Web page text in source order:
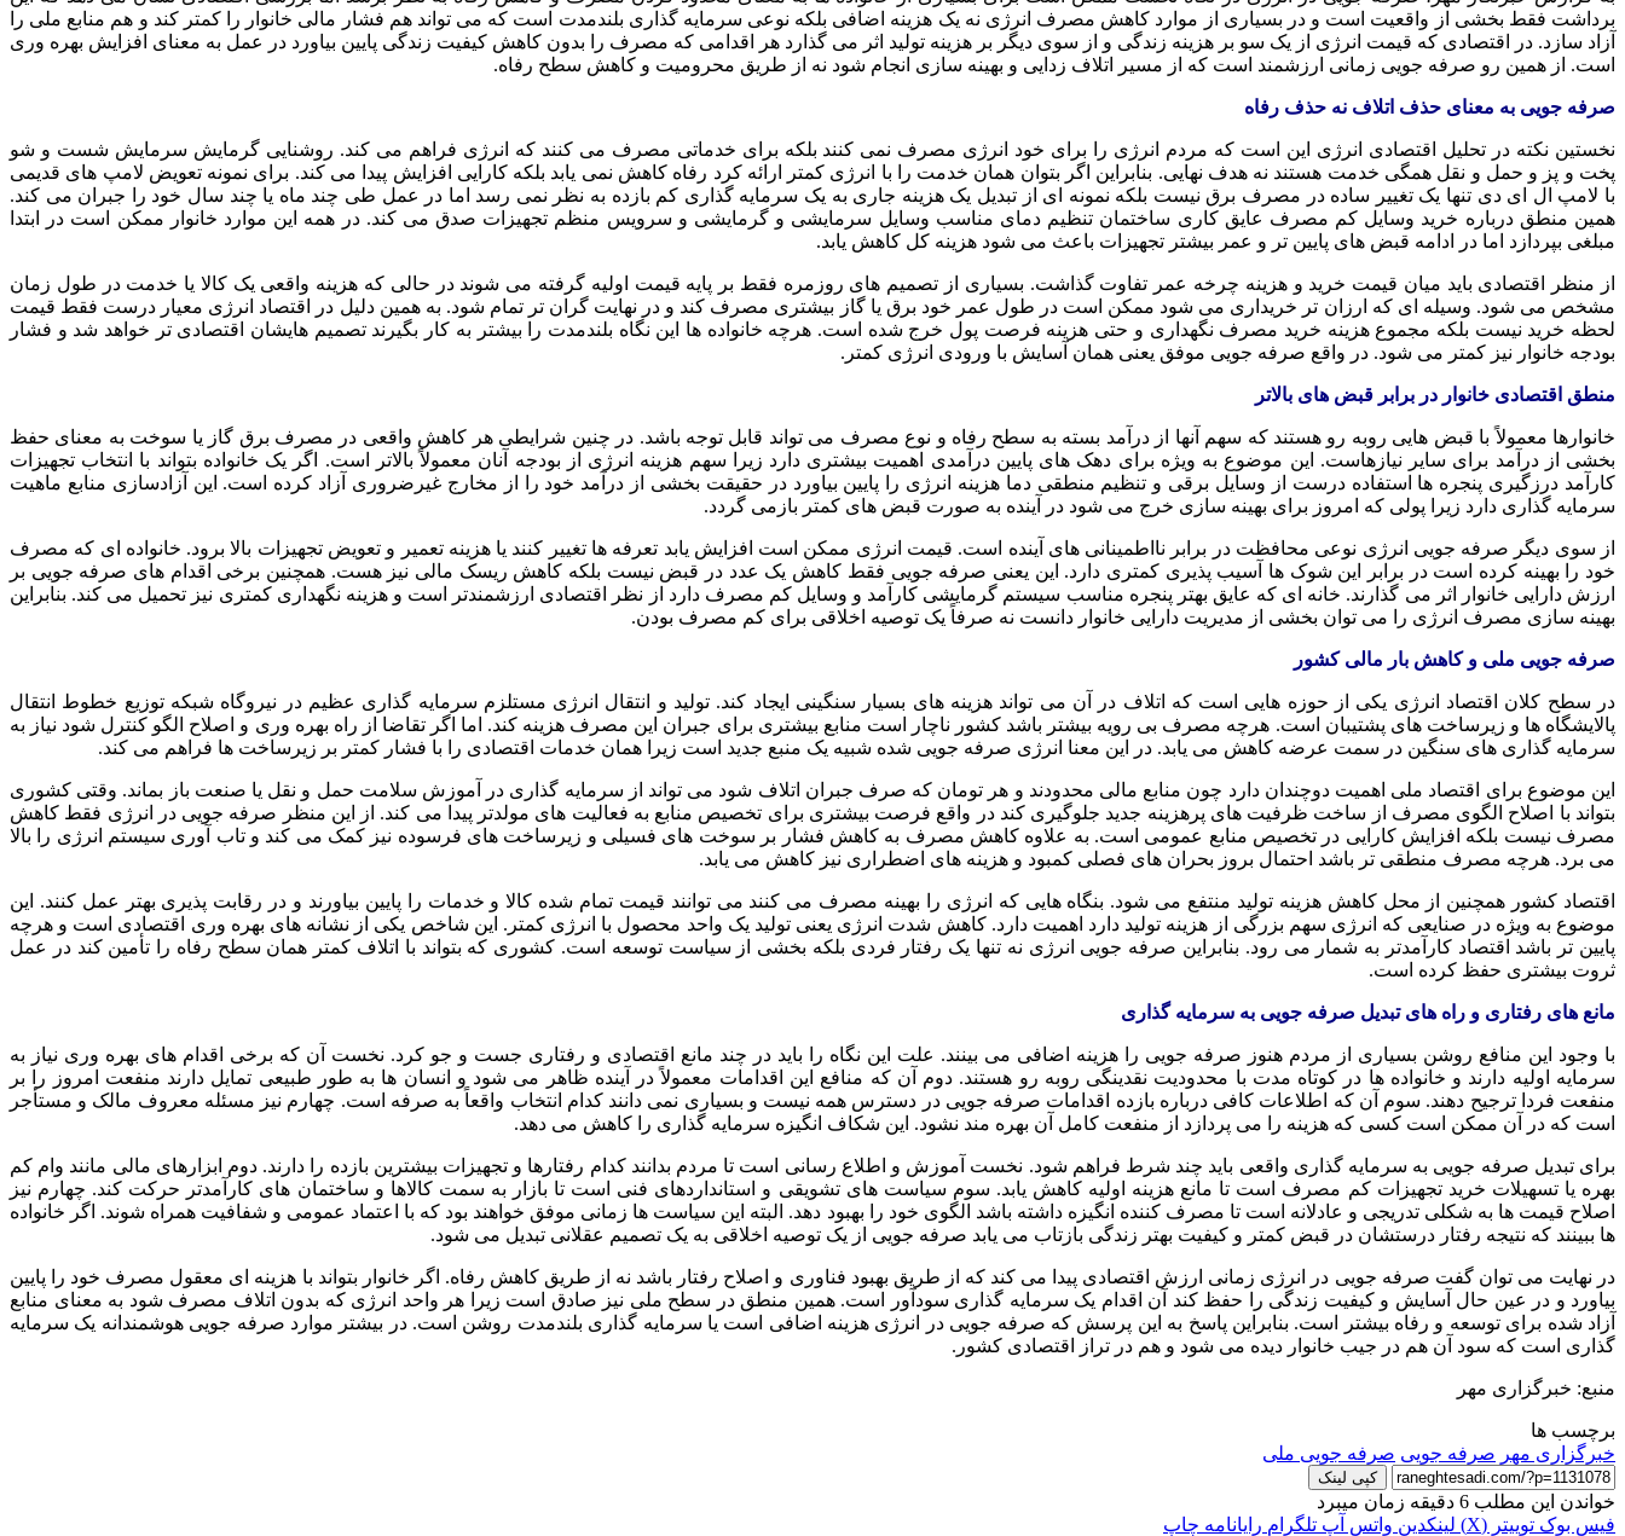
برداشت فقط بخشی از واقعیت است و در بسیاری از موارد کاهش مصرف انرژی نه یک هزینه اضافی بلکه نوعی سرمایه گذاری بلندمدت است که می تواند هم فشار مالی خانوار را کمتر کند و هم منابع ملی را
آزاد سازد. در اقتصادی که قیمت انرژی از یک سو بر هزینه زندگی و از سوی دیگر بر هزینه تولید اثر می گذارد هر اقدامی که مصرف را بدون کاهش کیفیت زندگی پایین بیاورد در عمل به معنای افزایش بهره وری
است. از همین رو صرفه جویی زمانی ارزشمند است که از مسیر اتلاف زدایی و بهینه سازی انجام شود نه از طریق محرومیت و کاهش سطح رفاه.
صرفه جویی به معنای حذف اتلاف نه حذف رفاه
نخستین نکته در تحلیل اقتصادی انرژی این است که مردم انرژی را برای خود انرژی مصرف نمی کنند بلکه برای خدماتی مصرف می کنند که انرژی فراهم می کند. روشنایی گرمایش سرمایش شست و شو
پخت و پز و حمل و نقل همگی خدمت هستند نه هدف نهایی. بنابراین اگر بتوان همان خدمت را با انرژی کمتر ارائه کرد رفاه کاهش نمی یابد بلکه کارایی افزایش پیدا می کند. برای نمونه تعویض لامپ های قدیمی
با لامپ ال ای دی تنها یک تغییر ساده در مصرف برق نیست بلکه نمونه ای از تبدیل یک هزینه جاری به یک سرمایه گذاری کم بازده به نظر نمی رسد اما در عمل طی چند ماه یا چند سال خود را جبران می کند.
همین منطق درباره خرید وسایل کم مصرف عایق کاری ساختمان تنظیم دمای مناسب وسایل سرمایشی و گرمایشی و سرویس منظم تجهیزات صدق می کند. در همه این موارد خانوار ممکن است در ابتدا
مبلغی بپردازد اما در ادامه قبض های پایین تر و عمر بیشتر تجهیزات باعث می شود هزینه کل کاهش یابد.
از منظر اقتصادی باید میان قیمت خرید و هزینه چرخه عمر تفاوت گذاشت. بسیاری از تصمیم های روزمره فقط بر پایه قیمت اولیه گرفته می شوند در حالی که هزینه واقعی یک کالا یا خدمت در طول زمان
مشخص می شود. وسیله ای که ارزان تر خریداری می شود ممکن است در طول عمر خود برق یا گاز بیشتری مصرف کند و در نهایت گران تر تمام شود. به همین دلیل در اقتصاد انرژی معیار درست فقط قیمت
لحظه خرید نیست بلکه مجموع هزینه خرید مصرف نگهداری و حتی هزینه فرصت پول خرج شده است. هرچه خانواده ها این نگاه بلندمدت را بیشتر به کار بگیرند تصمیم هایشان اقتصادی تر خواهد شد و فشار
بودجه خانوار نیز کمتر می شود. در واقع صرفه جویی موفق یعنی همان آسایش با ورودی انرژی کمتر.
منطق اقتصادی خانوار در برابر قبض های بالاتر
خانوارها معمولاً با قبض هایی روبه رو هستند که سهم آنها از درآمد بسته به سطح رفاه و نوع مصرف می تواند قابل توجه باشد. در چنین شرایطی هر کاهش واقعی در مصرف برق گاز یا سوخت به معنای حفظ
بخشی از درآمد برای سایر نیازهاست. این موضوع به ویژه برای دهک های پایین درآمدی اهمیت بیشتری دارد زیرا سهم هزینه انرژی از بودجه آنان معمولاً بالاتر است. اگر یک خانواده بتواند با انتخاب تجهیزات
کارآمد درزگیری پنجره ها استفاده درست از وسایل برقی و تنظیم منطقی دما هزینه انرژی را پایین بیاورد در حقیقت بخشی از درآمد خود را از مخارج غیرضروری آزاد کرده است. این آزادسازی منابع ماهیت
سرمایه گذاری دارد زیرا پولی که امروز برای بهینه سازی خرج می شود در آینده به صورت قبض های کمتر بازمی گردد.
از سوی دیگر صرفه جویی انرژی نوعی محافظت در برابر نااطمینانی های آینده است. قیمت انرژی ممکن است افزایش یابد تعرفه ها تغییر کنند یا هزینه تعمیر و تعویض تجهیزات بالا برود. خانواده ای که مصرف
خود را بهینه کرده است در برابر این شوک ها آسیب پذیری کمتری دارد. این یعنی صرفه جویی فقط کاهش یک عدد در قبض نیست بلکه کاهش ریسک مالی نیز هست. همچنین برخی اقدام های صرفه جویی بر
ارزش دارایی خانوار اثر می گذارند. خانه ای که عایق بهتر پنجره مناسب سیستم گرمایشی کارآمد و وسایل کم مصرف دارد از نظر اقتصادی ارزشمندتر است و هزینه نگهداری کمتری نیز تحمیل می کند. بنابراین
بهینه سازی مصرف انرژی را می توان بخشی از مدیریت دارایی خانوار دانست نه صرفاً یک توصیه اخلاقی برای کم مصرف بودن.
صرفه جویی ملی و کاهش بار مالی کشور
در سطح کلان اقتصاد انرژی یکی از حوزه هایی است که اتلاف در آن می تواند هزینه های بسیار سنگینی ایجاد کند. تولید و انتقال انرژی مستلزم سرمایه گذاری عظیم در نیروگاه شبکه توزیع خطوط انتقال
پالایشگاه ها و زیرساخت های پشتیبان است. هرچه مصرف بی رویه بیشتر باشد کشور ناچار است منابع بیشتری برای جبران این مصرف هزینه کند. اما اگر تقاضا از راه بهره وری و اصلاح الگو کنترل شود نیاز به
سرمایه گذاری های سنگین در سمت عرضه کاهش می یابد. در این معنا انرژی صرفه جویی شده شبیه یک منبع جدید است زیرا همان خدمات اقتصادی را با فشار کمتر بر زیرساخت ها فراهم می کند.
این موضوع برای اقتصاد ملی اهمیت دوچندان دارد چون منابع مالی محدودند و هر تومان که صرف جبران اتلاف شود می تواند از سرمایه گذاری در آموزش سلامت حمل و نقل یا صنعت باز بماند. وقتی کشوری
بتواند با اصلاح الگوی مصرف از ساخت ظرفیت های پرهزینه جدید جلوگیری کند در واقع فرصت بیشتری برای تخصیص منابع به فعالیت های مولدتر پیدا می کند. از این منظر صرفه جویی در انرژی فقط کاهش
مصرف نیست بلکه افزایش کارایی در تخصیص منابع عمومی است. به علاوه کاهش مصرف به کاهش فشار بر سوخت های فسیلی و زیرساخت های فرسوده نیز کمک می کند و تاب آوری سیستم انرژی را بالا
می برد. هرچه مصرف منطقی تر باشد احتمال بروز بحران های فصلی کمبود و هزینه های اضطراری نیز کاهش می یابد.
اقتصاد کشور همچنین از محل کاهش هزینه تولید منتفع می شود. بنگاه هایی که انرژی را بهینه مصرف می کنند می توانند قیمت تمام شده کالا و خدمات را پایین بیاورند و در رقابت پذیری بهتر عمل کنند. این
موضوع به ویژه در صنایعی که انرژی سهم بزرگی از هزینه تولید دارد اهمیت دارد. کاهش شدت انرژی یعنی تولید یک واحد محصول با انرژی کمتر. این شاخص یکی از نشانه های بهره وری اقتصادی است و هرچه
پایین تر باشد اقتصاد کارآمدتر به شمار می رود. بنابراین صرفه جویی انرژی نه تنها یک رفتار فردی بلکه بخشی از سیاست توسعه است. کشوری که بتواند با اتلاف کمتر همان سطح رفاه را تأمین کند در عمل
ثروت بیشتری حفظ کرده است.
مانع های رفتاری و راه های تبدیل صرفه جویی به سرمایه گذاری
با وجود این منافع روشن بسیاری از مردم هنوز صرفه جویی را هزینه اضافی می بینند. علت این نگاه را باید در چند مانع اقتصادی و رفتاری جست و جو کرد. نخست آن که برخی اقدام های بهره وری نیاز به
سرمایه اولیه دارند و خانواده ها در کوتاه مدت با محدودیت نقدینگی روبه رو هستند. دوم آن که منافع این اقدامات معمولاً در آینده ظاهر می شود و انسان ها به طور طبیعی تمایل دارند منفعت امروز را بر
منفعت فردا ترجیح دهند. سوم آن که اطلاعات کافی درباره بازده اقدامات صرفه جویی در دسترس همه نیست و بسیاری نمی دانند کدام انتخاب واقعاً به صرفه است. چهارم نیز مسئله معروف مالک و مستأجر
است که در آن ممکن است کسی که هزینه را می پردازد از منفعت کامل آن بهره مند نشود. این شکاف انگیزه سرمایه گذاری را کاهش می دهد.
برای تبدیل صرفه جویی به سرمایه گذاری واقعی باید چند شرط فراهم شود. نخست آموزش و اطلاع رسانی است تا مردم بدانند کدام رفتارها و تجهیزات بیشترین بازده را دارند. دوم ابزارهای مالی مانند وام کم
بهره یا تسهیلات خرید تجهیزات کم مصرف است تا مانع هزینه اولیه کاهش یابد. سوم سیاست های تشویقی و استانداردهای فنی است تا بازار به سمت کالاها و ساختمان های کارآمدتر حرکت کند. چهارم نیز
اصلاح قیمت ها به شکلی تدریجی و عادلانه است تا مصرف کننده انگیزه داشته باشد الگوی خود را بهبود دهد. البته این سیاست ها زمانی موفق خواهند بود که با اعتماد عمومی و شفافیت همراه شوند. اگر خانواده
ها ببینند که نتیجه رفتار درستشان در قبض کمتر و کیفیت بهتر زندگی بازتاب می یابد صرفه جویی از یک توصیه اخلاقی به یک تصمیم عقلانی تبدیل می شود.
در نهایت می توان گفت صرفه جویی در انرژی زمانی ارزش اقتصادی پیدا می کند که از طریق بهبود فناوری و اصلاح رفتار باشد نه از طریق کاهش رفاه. اگر خانوار بتواند با هزینه ای معقول مصرف خود را پایین
بیاورد و در عین حال آسایش و کیفیت زندگی را حفظ کند آن اقدام یک سرمایه گذاری سودآور است. همین منطق در سطح ملی نیز صادق است زیرا هر واحد انرژی که بدون اتلاف مصرف شود به معنای منابع
آزاد شده برای توسعه و رفاه بیشتر است. بنابراین پاسخ به این پرسش که صرفه جویی در انرژی هزینه اضافی است یا سرمایه گذاری بلندمدت روشن است. در بیشتر موارد صرفه جویی هوشمندانه یک سرمایه
گذاری است که سود آن هم در جیب خانوار دیده می شود و هم در تراز اقتصادی کشور.
منبع: خبرگزاری مهر
برچسب ها
خبرگزاری مهر صرفه جویی صرفه جویی ملی
کپی لینک
خواندن این مطلب 6 دقیقه زمان میبرد
فیس بوک توییتر (X) لینکدین واتس آپ تلگرام رایانامه چاپ